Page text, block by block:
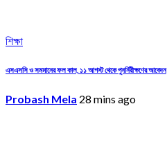
শিক্ষা
এসএসসি ও সমমানের ফল কাল, ১১ আগস্ট থেকে পুনর্নিরীক্ষণের আবেদন
Probash Mela 28 mins ago